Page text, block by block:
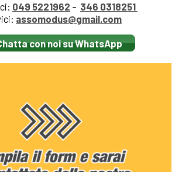
049 5221962 – 346 0318251
assomodus@gmail.com
con noi su WhatsApp